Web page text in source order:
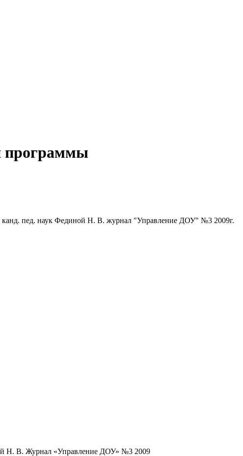
программы
канд. пед. наук Фединой Н. В. журнал "Управление ДОУ" №3 2009г.
Н. В. Журнал «Управление ДОУ» №3 2009